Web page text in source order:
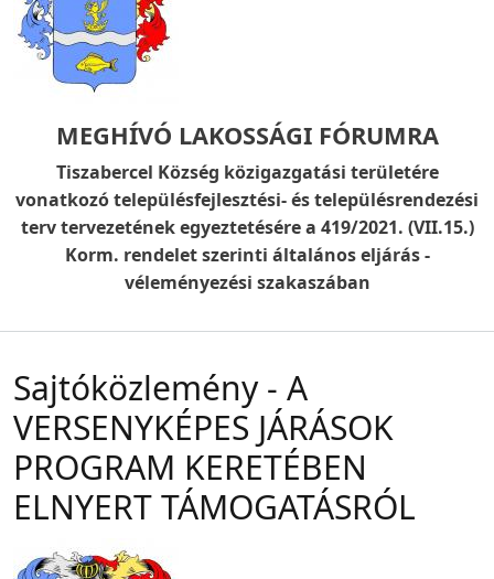
MEGHÍVÓ LAKOSSÁGI FÓRUMRA
Tiszabercel Község közigazgatási területére
vonatkozó településfejlesztési- és településrendezési
terv tervezetének egyeztetésére a 419/2021. (VII.15.)
Korm. rendelet szerinti általános eljárás -
véleményezési szakaszában
Sajtóközlemény - A
VERSENYKÉPES JÁRÁSOK
PROGRAM KERETÉBEN
ELNYERT TÁMOGATÁSRÓL